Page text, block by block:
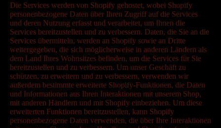
Die Services werden von Shopify gehostet, wobei Shopify
personenbezogene Daten über Ihren Zugriff auf die Services
und deren Nutzung erfasst und verarbeitet, um Ihnen die
Services bereitzustellen und zu verbessern. Daten, die Sie an die
Services übermitteln, werden an Shopify sowie an Dritte
weitergegeben, die sich möglicherweise in anderen Ländern als
dem Land Ihres Wohnsitzes befinden, um die Services für Sie
bereitzustellen und zu verbessern. Um unser Geschäft zu
schützen, zu erweitern und zu verbessern, verwenden wir
außerdem bestimmte erweiterte Shopify-Funktionen, die Daten
und Informationen aus Ihren Interaktionen mit unserem Shop,
mit anderen Händlern und mit Shopify einbeziehen. Um diese
erweiterten Funktionen bereitzustellen, kann Shopify
personenbezogene Daten verwenden, die über Ihre Interaktionen